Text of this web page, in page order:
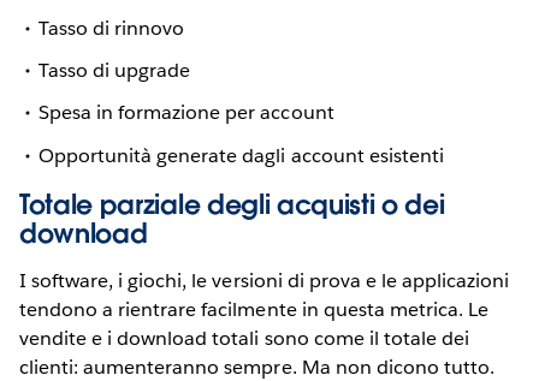
Tasso di rinnovo
Tasso di upgrade
Spesa in formazione per account
Opportunità generate dagli account esistenti
Totale parziale degli acquisti o dei
download
I software, i giochi, le versioni di prova e le applicazioni
tendono a rientrare facilmente in questa metrica. Le
vendite e i download totali sono come il totale dei
clienti: aumenteranno sempre. Ma non dicono tutto.